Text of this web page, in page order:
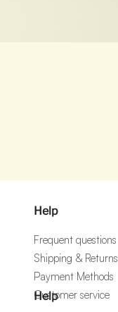
Help
Help
Frequent questions
Shipping & Returns
Payment Methods
Customer service